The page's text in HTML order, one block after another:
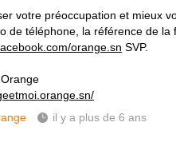
votre préoccupation et mieux
de téléphone, la référence de
orange.sn SVP.
il y a plus de 6 ans